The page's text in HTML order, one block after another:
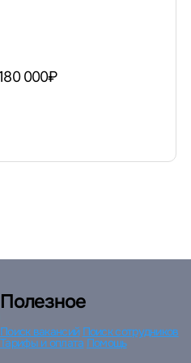
000₽
Полезное
Поиск вакансий Поиск сотрудников
Тарифы и оплата Помощь